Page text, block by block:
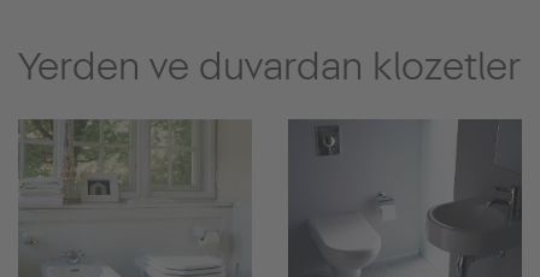
Yerden ve duvardan klozetler